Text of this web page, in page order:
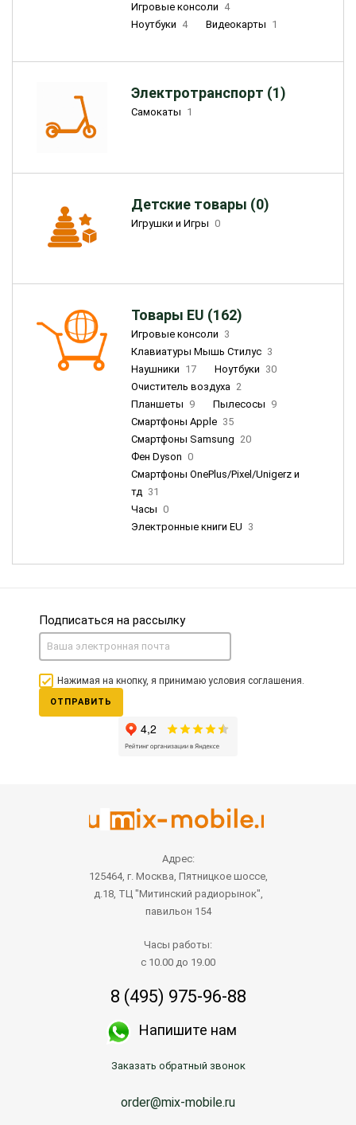
Игровые консоли 4
Ноутбуки 4 Видеокарты 1
Электротранспорт (1)
Самокаты 1
Детские товары (0)
Игрушки и Игры 0
Товары EU (162)
Игровые консоли 3
Клавиатуры Мышь Стилус 3
Наушники 17 Ноутбуки 30
Очиститель воздуха 2
Планшеты 9 Пылесосы 9
Смартфоны Apple 35
Смартфоны Samsung 20
Фен Dyson 0
Смартфоны OnePlus/Pixel/Unigerz и
тд 31
Часы 0
Электронные книги EU 3
Подписаться на рассылку
Нажимая на кнопку, я принимаю условия соглашения.
ОТПРАВИТЬ
Адрес:
125464, г. Москва, Пятницкое шоссе,
д.18, ТЦ "Митинский радиорынок",
павильон 154
Часы работы:
с 10.00 до 19.00
8 (495) 975-96-88
Напишите нам
Заказать обратный звонок
order@mix-mobile.ru